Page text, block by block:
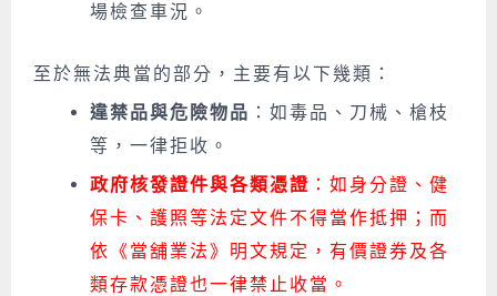
場檢查車況。
至於無法典當的部分，主要有以下幾類：
違禁品與危險物品 ：如毒品、刀械、槍枝
等，一律拒收。
政府核發證件與各類憑證 ：如身分證、健
保卡、護照等法定文件不得當作抵押；而
依《當舖業法》明文規定，有價證券及各
類存款憑證也一律禁止收當。